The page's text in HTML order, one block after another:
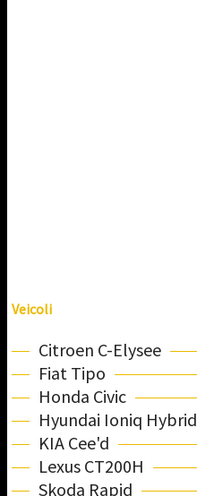
Veicoli
Citroen C-Elysee
Fiat Tipo
Honda Civic
Hyundai Ioniq Hybrid
KIA Cee'd
Lexus CT200H
Skoda Rapid